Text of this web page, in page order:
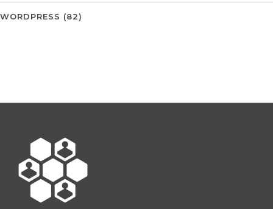
WORDPRESS (82)